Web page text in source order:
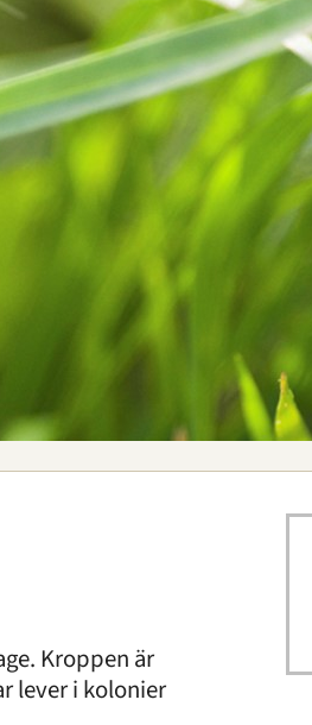
Kroppen är
lever i kolonier